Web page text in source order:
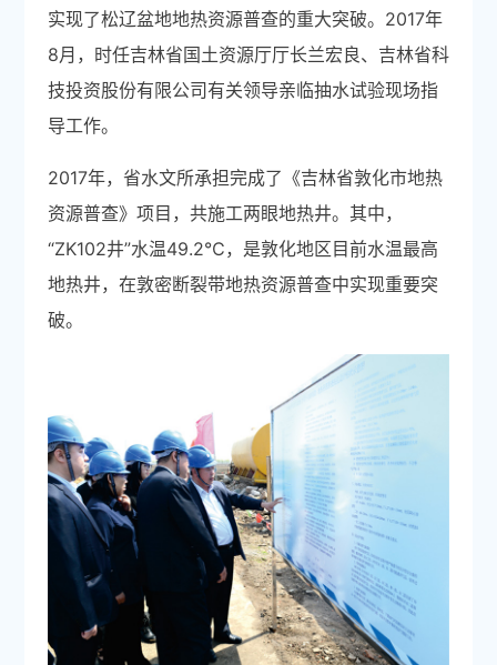
实现了松辽盆地地热资源普查的重大突破。2017年
8月，时任吉林省国土资源厅厅长兰宏良、吉林省科
技投资股份有限公司有关领导亲临抽水试验现场指
导工作。
2017年，省水文所承担完成了《吉林省敦化市地热
资源普查》项目，共施工两眼地热井。其中，
“ZK102井”水温49.2℃，是敦化地区目前水温最高
地热井，在敦密断裂带地热资源普查中实现重要突
破。